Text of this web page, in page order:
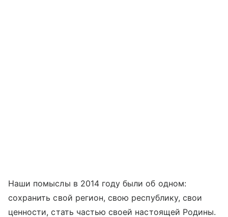
Наши помыслы в 2014 году были об одном:
сохранить свой регион, свою республику, свои
ценности, стать частью своей настоящей Родины.